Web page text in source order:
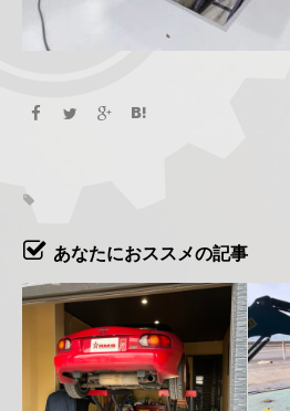
あなたにおススメの記事